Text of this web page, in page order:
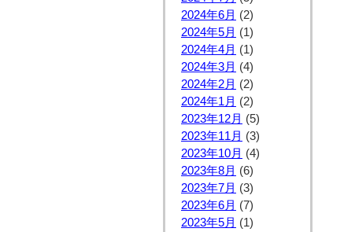
2024年6月 (2)
2024年5月 (1)
2024年4月 (1)
2024年3月 (4)
2024年2月 (2)
2024年1月 (2)
2023年12月 (5)
2023年11月 (3)
2023年10月 (4)
2023年8月 (6)
2023年7月 (3)
2023年6月 (7)
2023年5月 (1)